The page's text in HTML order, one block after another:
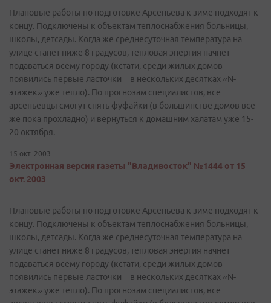
Плановые работы по подготовке Арсеньева к зиме подходят к
концу. Подключены к объектам теплоснабжения больницы,
школы, детсады. Когда же среднесуточная температура на
улице станет ниже 8 градусов, тепловая энергия начнет
подаваться всему городу (кстати, среди жилых домов
появились первые ласточки – в нескольких десятках «N-
этажек» уже тепло). По прогнозам специалистов, все
арсеньевцы смогут снять фуфайки (в большинстве домов все
же пока прохладно) и вернуться к домашним халатам уже 15-
20 октября.
15 окт. 2003
Электронная версия газеты "Владивосток" №1444 от 15
окт. 2003
Плановые работы по подготовке Арсеньева к зиме подходят к
концу. Подключены к объектам теплоснабжения больницы,
школы, детсады. Когда же среднесуточная температура на
улице станет ниже 8 градусов, тепловая энергия начнет
подаваться всему городу (кстати, среди жилых домов
появились первые ласточки – в нескольких десятках «N-
этажек» уже тепло). По прогнозам специалистов, все